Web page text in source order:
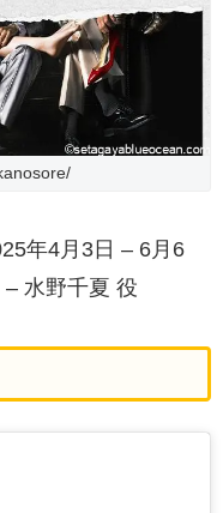
年4月3日 – 6月6
水野千夏 役